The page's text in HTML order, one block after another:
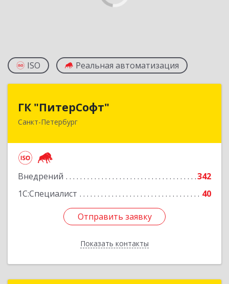
ISO Реальная автоматизация
ГК "ПитерСофт"
Санкт-Петербург
Внедрений
342
1С:Специалист
40
Отправить заявку
Показать контакты
197136, Санкт-Петербург г, Всеволода
Отправить заявку
Назад